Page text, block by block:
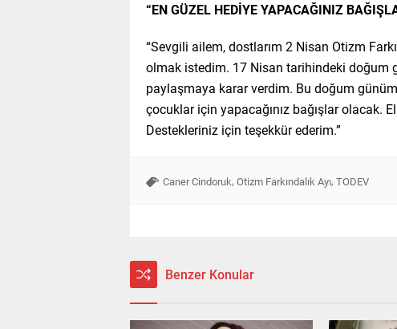
“EN GÜZEL HEDİYE YAPACAĞINIZ
“Sevgili ailem, dostlarım 2 Nisan Otizm
olmak istedim. 17 Nisan tarihindeki doğum
paylaşmaya karar verdim. Bu doğum
çocuklar için yapacağınız bağışlar olacak.
Destekleriniz için teşekkür ederim.”
Caner Cindoruk, Otizm Farkındalık Ayı, TODEV
Benzer Konular